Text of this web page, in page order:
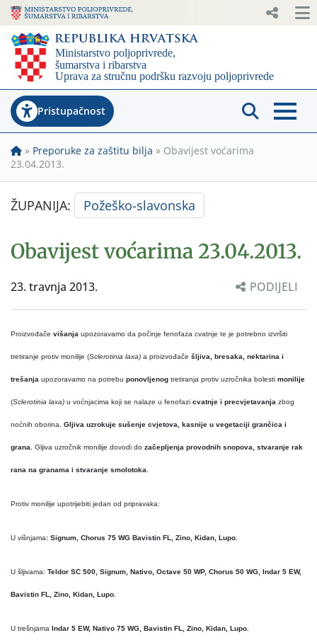
Pristupačnost
» Preporuke za zaštitu bilja » Obavijest voćarima
23.04.2013.
ŽUPANIJA: Požeško-slavonska
Obavijest voćarima 23.04.2013.
23. travnja 2013. PODIJELI
Proizvođače višanja upozoravamo da počinje fenofaza cvatnje te je potrebno izvršiti
tretiranje protiv monilije (Sclerotinia laxa) a proizvođače šljiva, bresaka, nektarina i
trešanja upozoravamo na potrebu ponovljenog tretiranja protiv uzročnika bolesti monilije
(Sclerotinia laxa) u voćnjacima koji se nalaze u fenofazi cvatnje i precvjetavanja zbog
noćnih oborina. Gljiva uzrokuje sušenje cvjetova, kasnije u vegetaciji grančica i
grana. Gljiva uzročnik monilije dovodi do začepljenja provodnih snopova, stvaranje rak
rana na granama i stvaranje smolotoka.
Protiv monilije upotrijebiti jedan od pripravaka:
U višnjama: Signum, Chorus 75 WG Bavistin FL, Zino, Kidan, Lupo.
U šljivama: Teldor SC 500, Signum, Nativo, Octave 50 WP, Chorus 50 WG, Indar 5 EW,
Bavistin FL, Zino, Kidan, Lupo
U trešnjama Indar 5 EW, Nativo 75 WG, Bavistin FL, Zino, Kidan, Lupo.